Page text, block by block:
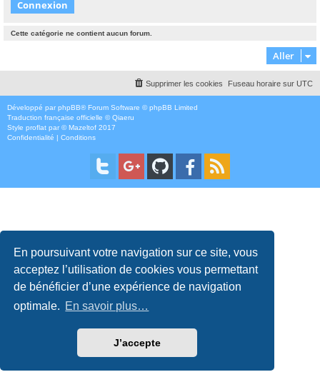
En poursuivant votre navigation sur ce site, vous
acceptez l’utilisation de cookies vous permettant
de bénéficier d’une expérience de navigation
optimale. En savoir plus…
J’accepte
Cette catégorie ne contient aucun forum.
Aller
Fuseau horaire sur UTC
Supprimer les cookies
Développé par phpBB® Forum Software © phpBB Limited
Traduction française officielle ©Qiaeru
Style proflat par ©Mazeltof 2017
Confidentialité | Conditions